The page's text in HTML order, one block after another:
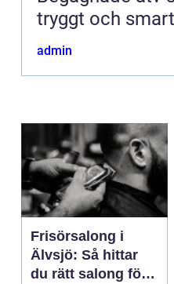
tryggt och
admin
Frisörsalong i
Älvsjö: Så hittar
du rätt salong för